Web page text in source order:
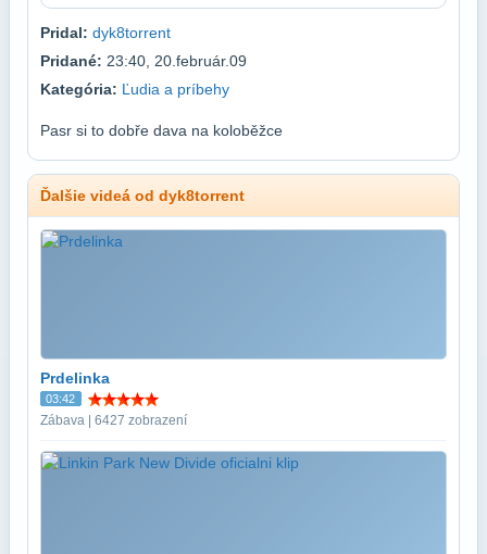
Pridal: dyk8torrent
Pridané: 23:40, 20.február.09
Kategória: Ľudia a príbehy
Pasr si to dobře dava na koloběžce
Ďalšie videá od dyk8torrent
Prdelinka
03:42
Zábava | 6427 zobrazení